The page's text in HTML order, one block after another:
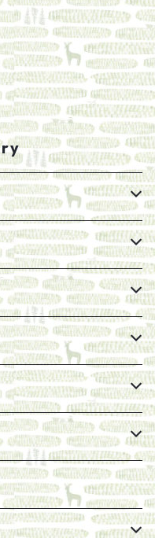
り続けたい一冊